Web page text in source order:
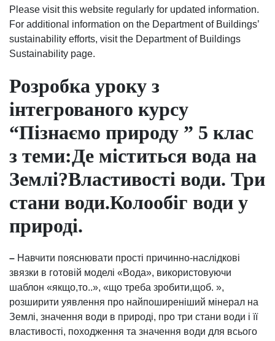
Please visit this website regularly for updated information.
For additional information on the Department of Buildings’
sustainability efforts, visit the Department of Buildings
Sustainability page.
Розробка уроку з
інтегрованого курсу
“Пізнаємо природу ” 5 клас
з теми:Де міститься вода на
Землі?Властивості води. Три
стани води.Колообіг води у
природі.
– Навчити пояснювати прості причинно-наслідкові
звязки в готовій моделі «Вода», використовуючи
шаблон «якщо,то..», «що треба зробити,щоб. »,
розширити уявлення про найпоширеніший мінерал на
Землі, значення води в природі, про три стани води і її
властивості, походження та значення води для всього